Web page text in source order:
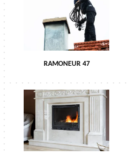
RAMONEUR 47